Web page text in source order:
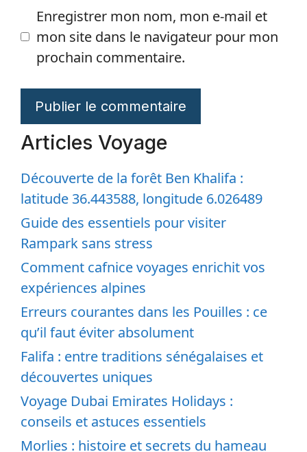
Enregistrer mon nom, mon e-mail et
mon site dans le navigateur pour mon
prochain commentaire.
Articles Voyage
Découverte de la forêt Ben Khalifa :
latitude 36.443588, longitude 6.026489
Guide des essentiels pour visiter
Rampark sans stress
Comment cafnice voyages enrichit vos
expériences alpines
Erreurs courantes dans les Pouilles : ce
qu’il faut éviter absolument
Falifa : entre traditions sénégalaises et
découvertes uniques
Voyage Dubai Emirates Holidays :
conseils et astuces essentiels
Morlies : histoire et secrets du hameau